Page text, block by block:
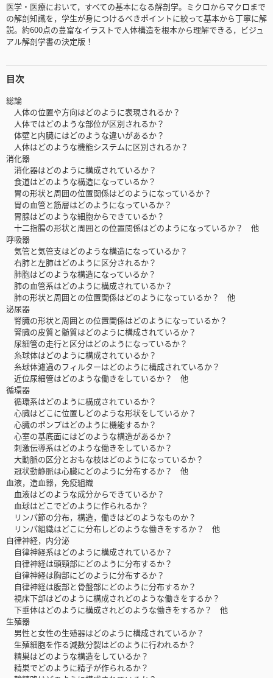
医学・医療において，すべての基本になる解剖学。ミクロからマクロまで
の解剖知識を，学生が身につけるべきポイントに絞って基本から丁寧に解
説。約600点の豊富なイラストで人体構造を根本から理解できる，ビジュ
アル解剖学書の決定版！
目次
総論
人体の位置や方向はどのように表現されるか？
人体ではどのような部位が区別されるか？
体壁と内臓にはどのような違いがあるか？
人体はどのような機能システムに区別されるか？
消化器
消化器はどのように構成されているか？
食道はどのような構造になっているか？
胃の形状と周囲の位置関係はどのようになっているか？
胃の血管と筋層はどのようになっているか？
胃腺はどのような細胞からできているか？
十二指腸の形状と周囲との位置関係はどのようになっているか？ 他
呼吸器
気管と気管支はどのような構造になっているか？
右肺と左肺はどのように区分されるか？
肺胞はどのような構造になっているか？
肺の血管系はどのように構成されているか？
肺の形状と周囲との位置関係はどのようになっているか？ 他
泌尿器
腎臓の形状と周囲との位置関係はどのようになっているか？
腎臓の皮質と髄質はどのように構成されているか？
尿細管の走行と区分はどのようになっているか？
糸球体はどのように構成されているか？
糸球体濾過のフィルターはどのように構成されているか？
近位尿細管はどのような働きをしているか？ 他
循環器
循環系はどのように構成されているか？
心臓はどこに位置しどのような形状をしているか？
心臓のポンプはどのように機能するか？
心室の基底面にはどのような構造があるか？
刺激伝導系はどのような働きをしているか？
大動脈の区分とおもな枝はどのようになっているか？
冠状動静脈は心臓にどのように分布するか？ 他
血液，造血器，免疫組織
血液はどのような成分からできているか？
血球はどこでどのように作られるか？
リンパ節の分布，構造，働きはどのようなものか？
リンパ組織はどこに分布しどのような働きをするか？ 他
自律神経，内分泌
自律神経系はどのように構成されているか？
自律神経は頭頸部にどのように分布するか？
自律神経は胸部にどのように分布するか？
自律神経は腹部と骨盤部にどのように分布するか？
視床下部はどのように構成されどのような働きをするか？
下垂体はどのように構成されどのような働きをするか？ 他
生殖器
男性と女性の生殖器はどのように構成されているか？
生殖細胞を作る減数分裂はどのように行われるか？
精巣はどのような構造をしているか？
精巣でどのように精子が作られるか？